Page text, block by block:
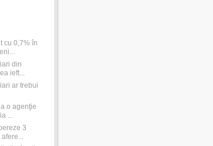
cu 0,7% în
din
ieft...
ar trebui
o agenţie
...
3
afere...